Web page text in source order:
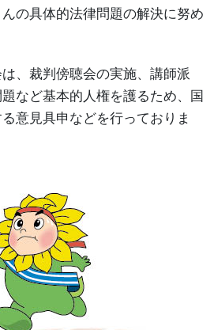
の具体的法律問題の解決に努め
、裁判傍聴会の実施、講師派
など基本的人権を護るため、国
意見具申などを行っておりま